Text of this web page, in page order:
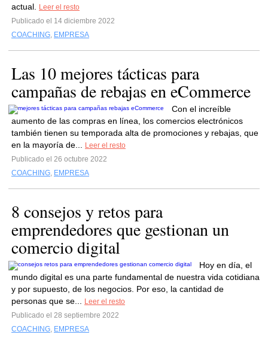
actual.
Leer el resto
Publicado el 14 diciembre 2022
COACHING, EMPRESA
Las 10 mejores tácticas para
campañas de rebajas en eCommerce
Con el increíble
aumento de las compras en línea, los comercios electrónicos
también tienen su temporada alta de promociones y rebajas, que
en la mayoría de...
Leer el resto
Publicado el 26 octubre 2022
COACHING, EMPRESA
8 consejos y retos para
emprendedores que gestionan un
comercio digital
Hoy en día, el
mundo digital es una parte fundamental de nuestra vida cotidiana
y por supuesto, de los negocios. Por eso, la cantidad de
personas que se...
Leer el resto
Publicado el 28 septiembre 2022
COACHING, EMPRESA